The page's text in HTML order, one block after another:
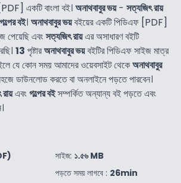
একটি বাংলা বই। অনাথবাবুর ভয়- সত্যজিৎ রায়
গল্পের বই। অনাথবাবুর ভয়বইয়ের একটি পিডিএফ [PDF]
পেয়েছি এবংসত্যজিৎ রায়এর অসাধারণ বইটি
13 পৃষ্টারঅনাথবাবুর ভয়বইটির পিডিএফ সাইজ মাত্র
যে কোন সময় আমাদের ওয়েবসাইট থেকেঅনাথবাবুর
ডাউনলোড করতে বা অনলাইনে পড়তে পারবেন।
এবংগল্পের বইসম্পর্কিত অন্যান্য বই পড়তে এবং
সাইজ: ১.৫৬ MB
পড়তে সময় লাগবে : 26min